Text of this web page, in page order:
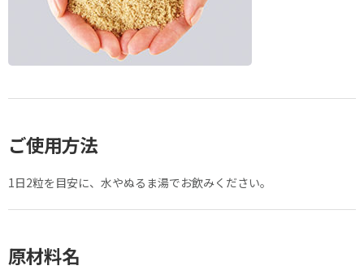
ご使用方法
1日2粒を目安に、水やぬるま湯でお飲みください。
原材料名